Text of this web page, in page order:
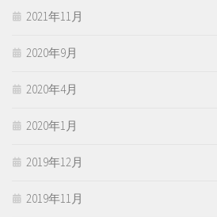
2021年11月
2020年9月
2020年4月
2020年1月
2019年12月
2019年11月